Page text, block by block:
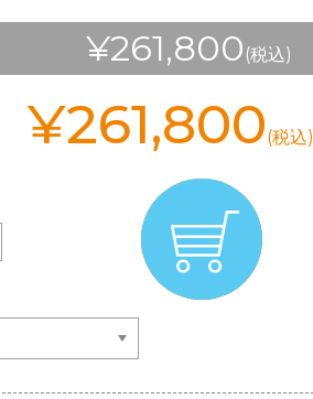
¥261,800 (税込)
¥261,800(税込)